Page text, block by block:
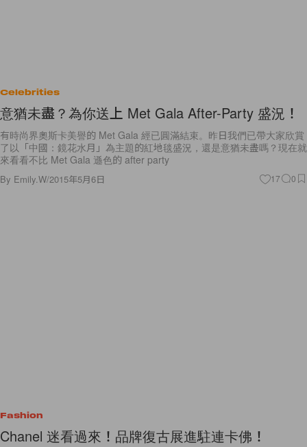
Celebrities
意猶未盡？為你送上 Met Gala After-Party 盛況！
有時尚界奧斯卡美譽的 Met Gala 經已圓滿結束。昨日我們已帶大家欣賞
了以「中國：鏡花水月」為主題的紅地毯盛況，還是意猶未盡嗎？現在就
來看看不比 Met Gala 遜色的 after party
By Emily.W/2015年5月6日 17 0
Fashion
Chanel 迷看過來！品牌復古展進駐連卡佛！